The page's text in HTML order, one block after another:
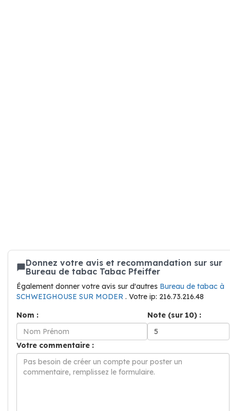
Donnez votre avis et recommandation sur sur
Bureau de tabac Tabac Pfeiffer
Également donner votre avis sur d'autres Bureau de tabac à
SCHWEIGHOUSE SUR MODER . Votre ip: 216.73.216.48
Nom :
Note (sur 10) :
Votre commentaire :